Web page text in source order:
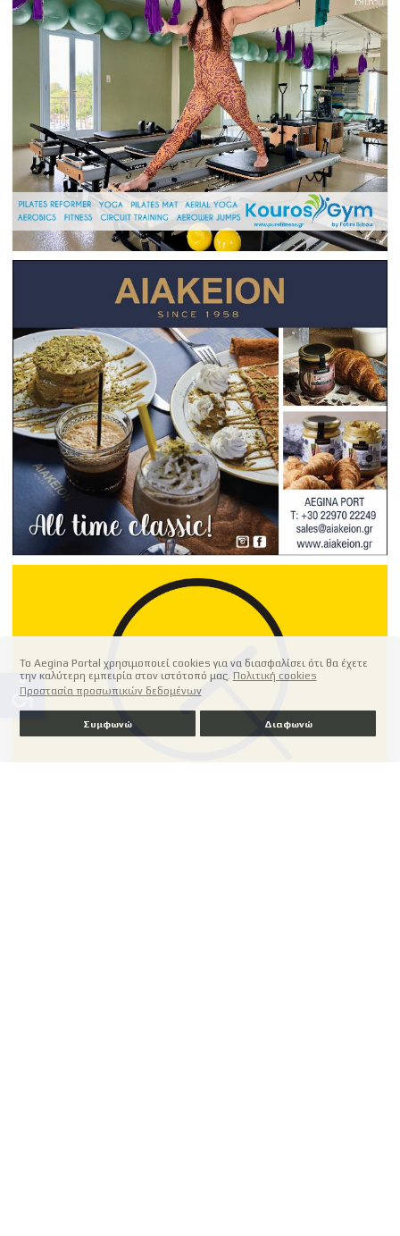
Το Aegina Portal χρησιμοποιεί cookies για να διασφαλίσει ότι θα έχετε
την καλύτερη εμπειρία στον ιστότοπό μας. Πολιτική cookies
Προστασία προσωπικών δεδομένων
Συμφωνώ Διαφωνώ
accessible